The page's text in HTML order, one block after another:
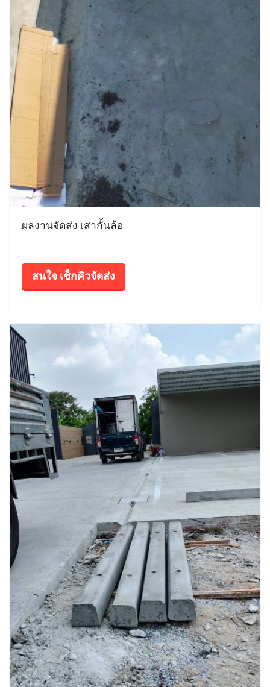
ผลงานจัดส่ง เสากั้นล้อ
สนใจ เช็กคิวจัดส่ง